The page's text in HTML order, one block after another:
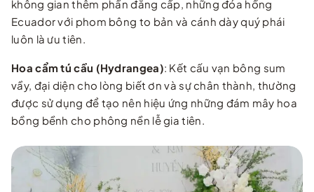
không gian thêm phần đẳng cấp, những đóa hồng
Ecuador với phom bông to bản và cánh dày quý phái
luôn là ưu tiên.
Hoa cẩm tú cầu (Hydrangea): Kết cấu vạn bông sum
vầy, đại diện cho lòng biết ơn và sự chân thành, thường
được sử dụng để tạo nên hiệu ứng những đám mây hoa
bồng bềnh cho phông nền lễ gia tiên.